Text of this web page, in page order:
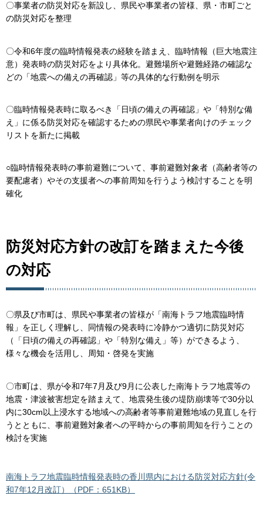
〇事業者の防災対応を新設し、県民や事業者の皆様、県・市町ごと
の防災対応を整理
〇令和6年度の臨時情報発表の経験を踏まえ、臨時情報（巨大地震注
意）発表時の防災対応をより具体化。避難場所や避難経路の確認な
どの「地震への備えの再確認」等の具体的な行動例を明示
〇臨時情報発表時に取るべき「日頃の備えの再確認」や「特別な備
え」に係る防災対応を確認するための県民や事業者向けのチェック
リストを新たに掲載
○臨時情報発表時の事前避難について、事前避難対象者（高齢者等の
要配慮者）やその支援者への事前周知を行うよう検討することを明
確化
防災対応方針の改訂を踏まえた今後
の対応
〇県及び市町は、県民や事業者の皆様が「南海トラフ地震臨時情
報」を正しく理解し、同情報の発表時に冷静かつ適切に防災対応
（「日頃の備えの再確認」や「特別な備え」等）ができるよう、
様々な機会を活用し、周知・啓発を実施
〇市町は、県が令和7年7月及び9月に公表した南海トラフ地震等の
地震・津波被害想定を踏まえて、地震発生後の堤防崩壊等で30分以
内に30cm以上浸水する地域への高齢者等事前避難地域の見直しを行
うとともに、事前避難対象者への平時からの事前周知を行うことの
検討を実施
南海トラフ地震臨時情報発表時の香川県内における防災対応方針(令
和7年12月改訂）（PDF：651KB）